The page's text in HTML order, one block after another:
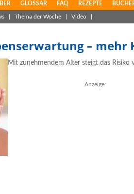
GLOSSAR FAQ REZEPTE
Thema der Woche Video
–
Mit zunehmendem Alter steigt das Risiko
Anzeige: